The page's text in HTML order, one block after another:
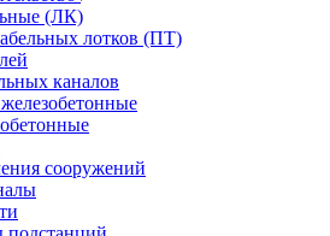
(ЛК)
лотков (ПТ)
каналов
сооружений